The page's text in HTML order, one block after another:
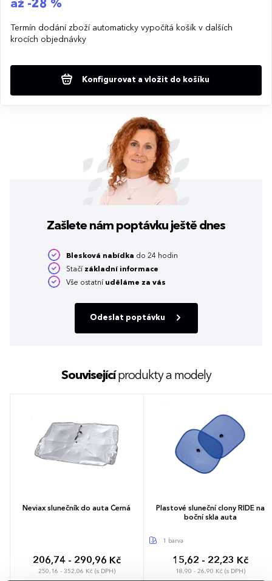
až -28 %
Termín dodání zboží automaticky vypočítá košík v dalších
krocích objednávky
Konfigurovat a vložit do košíku
Zašlete nám poptávku ještě dnes
Blesková nabídka do 24 hodin
Stačí základní informace
Vše ostatní uděláme za vás
Odeslat poptávku
Souvisejícíprodukty a modely
Neviax slunečník do auta Černá
206,74 - 290,96 Kč
250,16 - 352,06 Kč (s DPH)
Plastové sluneční clony RIDE na
boční skla auta
1 barva
15,62 - 22,23 Kč
18,90 - 26,90 Kč (s DPH)